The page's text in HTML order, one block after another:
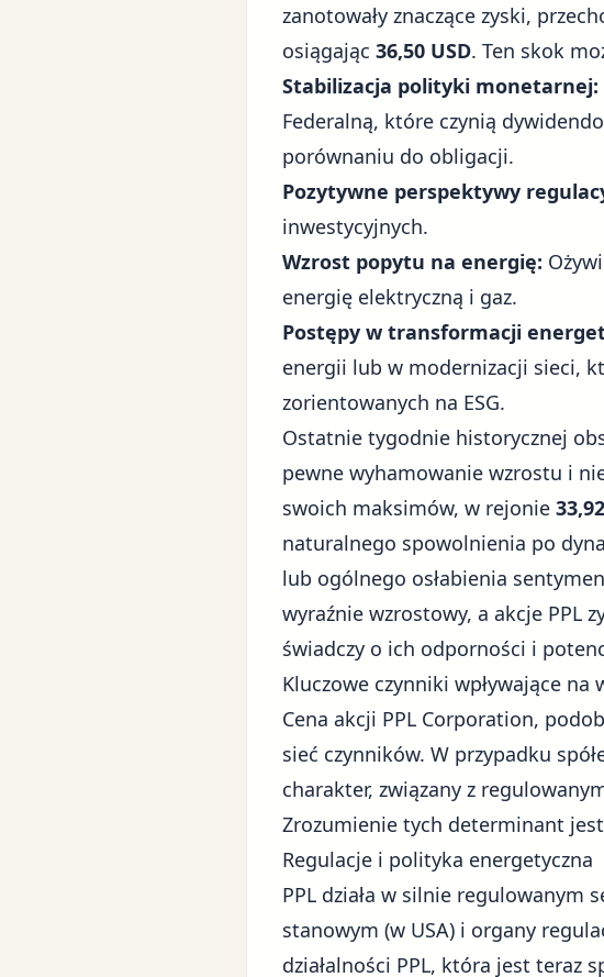
zanotowały znaczące zyski,
osiągając 36,50 USD. Ten skok
Stabilizacja polityki monetarnej:
Federalną, które czynią
porównaniu do obligacji.
Pozytywne perspektywy
inwestycyjnych.
Wzrost popytu na energię:
energię elektryczną i gaz.
Postępy w transformacji
energii lub w modernizacji sieci,
zorientowanych na ESG.
Ostatnie tygodnie historycznej
pewne wyhamowanie wzrostu i
swoich maksimów, w rejonie
naturalnego spowolnienia po
lub ogólnego osłabienia
wyraźnie wzrostowy, a akcje PPL
świadczy o ich odporności i
Kluczowe czynniki wpływające na
Cena akcji PPL Corporation,
sieć czynników. W przypadku
charakter, związany z
Zrozumienie tych determinant
Regulacje i polityka energetyczna
PPL działa w silnie regulowanym
stanowym (w USA) i organy
działalności PPL, która jest teraz